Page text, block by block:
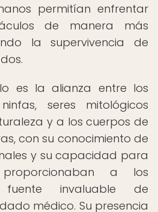
permitían enfrentar
de manera más
la supervivencia de
es la alianza entre los
seres mitológicos
y a los cuerpos de
con su conocimiento de
y su capacidad para
a los
invaluable de
médico. Su presencia